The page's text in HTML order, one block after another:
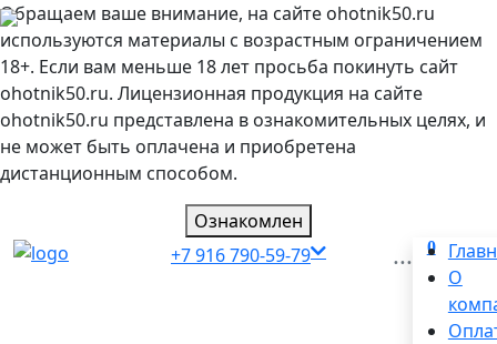
Обращаем ваше внимание, на сайте ohotnik50.ru
используются материалы с возрастным ограничением
18+. Если вам меньше 18 лет просьба покинуть сайт
ohotnik50.ru. Лицензионная продукция на сайте
ohotnik50.ru представлена в ознакомительных целях, и
не может быть оплачена и приобретена
дистанционным способом.
Ознакомлен
+7 916 790-59-79
0
...
О